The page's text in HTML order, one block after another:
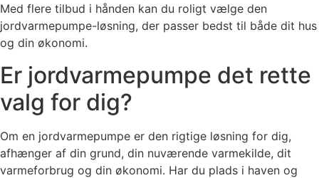
Med flere tilbud i hånden kan du roligt vælge den
jordvarmepumpe-løsning, der passer bedst til både dit hus
og din økonomi.
Er jordvarmepumpe det rette
valg for dig?
Om en jordvarmepumpe er den rigtige løsning for dig,
afhænger af din grund, din nuværende varmekilde, dit
varmeforbrug og din økonomi. Har du plads i haven og